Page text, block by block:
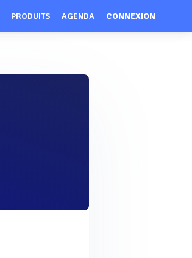
PRODUITS AGENDA CONNEXION